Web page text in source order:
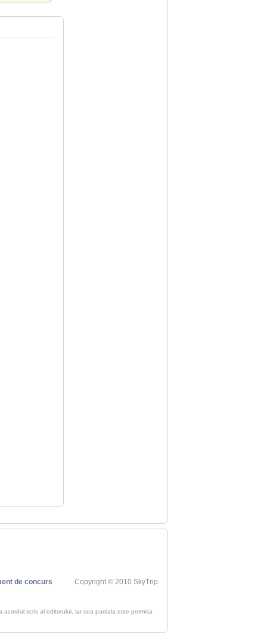
de concurs Copyright © 2010 SkyTrip.
scris al editorului, iar cea partiala este permisa